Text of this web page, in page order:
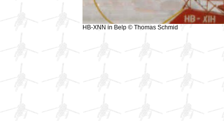
HB-XNN in Belp © Thomas Schmid